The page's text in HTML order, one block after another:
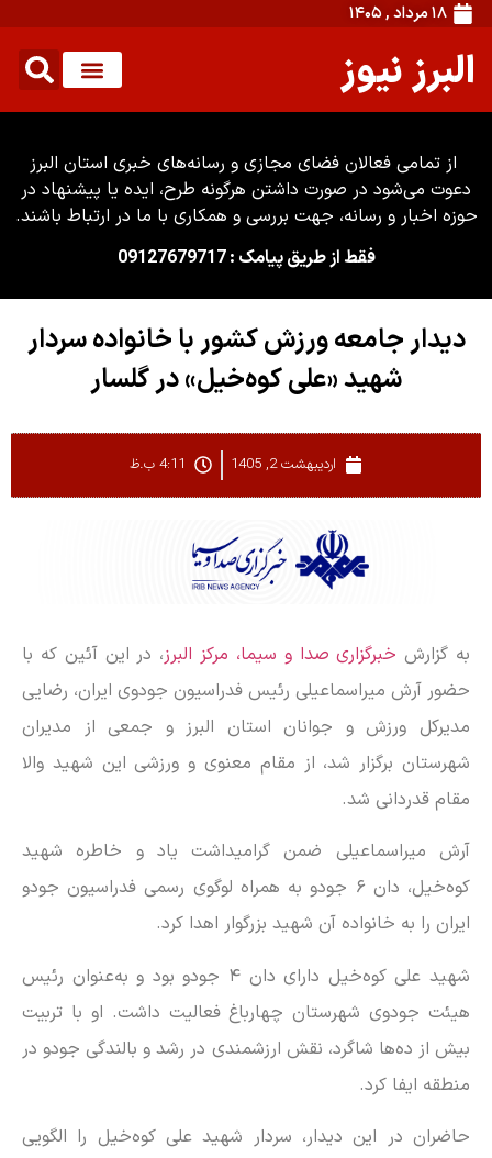
۱۸ مرداد , ۱۴۰۵
البرز نیوز
از تمامی فعالان فضای مجازی و رسانه‌های خبری استان البرز
دعوت می‌شود در صورت داشتن هرگونه طرح، ایده یا پیشنهاد در
حوزه اخبار و رسانه، جهت بررسی و همکاری با ما در ارتباط باشند.
فقط از طریق پیامک : 09127679717
دیدار جامعه ورزش کشور با خانواده سردار
شهید «علی کوه‌خیل» در گلسار
اردیبهشت 2, 1405 4:11 ب.ظ
به گزارش خبرگزاری صدا و سیما، مرکز البرز، در این آئین که با
حضور آرش میراسماعیلی رئیس فدراسیون جودوی ایران، رضایی
مدیرکل ورزش و جوانان استان البرز و جمعی از مدیران
شهرستان برگزار شد، از مقام معنوی و ورزشی این شهید والا
مقام قدردانی شد.
آرش میراسماعیلی ضمن گرامیداشت یاد و خاطره شهید
کوه‌خیل، دان ۶ جودو به همراه لوگوی رسمی فدراسیون جودو
ایران را به خانواده آن شهید بزرگوار اهدا کرد.
شهید علی کوه‌خیل دارای دان ۴ جودو بود و به‌عنوان رئیس
هیئت جودوی شهرستان چهارباغ فعالیت داشت. او با تربیت
بیش از ده‌ها شاگرد، نقش ارزشمندی در رشد و بالندگی جودو در
منطقه ایفا کرد.
حاضران در این دیدار، سردار شهید علی کوه‌خیل را الگویی